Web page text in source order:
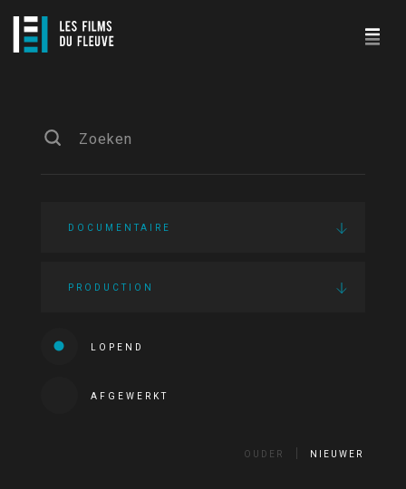
DOCUMENTAIRE
PRODUCTION
LOPEND
AFGEWERKT
OUDER NIEUWER